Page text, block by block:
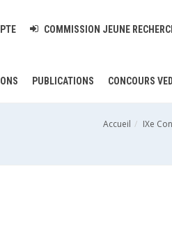
COMMISSION JEUNE
PUBLICATIONS CONCOURS
Accueil IXe